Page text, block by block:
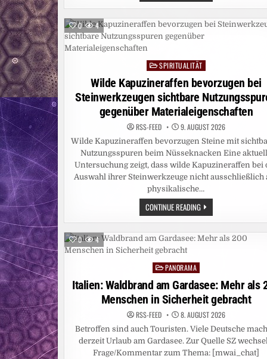
IN
ERÖFFNET
–
WEITERER
AUSBAU
DES
GEWALTSCHUTZES
FÜR
MÄNNER
0 4
Posted
in
SPIRITUALITÄT
Wilde Kapuzineraffen bevorzugen bei
Steinwerkzeugen sichtbare
gegenüber Materialeigenschaften
RSS-FEED 9. AUGUST 2026
Wilde Kapuzineraffen bevorzugen Steine mit
Nutzungsspuren beim Nüsseknacken Eine
Untersuchung zeigt, dass wilde Kapuzineraffen bei
Auswahl ihrer Steinwerkzeuge nicht ausschließlich
physikalische…
CONTINUE READINGWILDE
KAPUZINERAFFEN
BEVORZUGEN
STEINWERKZEUGEN
SICHTBARE
0 4
Posted
in
PANORAMA
Italien: Waldbrand am Gardasee: Mehr als
Menschen in Sicherheit gebracht
RSS-FEED 8. AUGUST 2026
Betroffen sind auch Touristen. Viele Deutsche
derzeit Urlaub am Gardasee. Zur Quelle SZ
Frage/Kommentar zum Thema: [mwai_chat]